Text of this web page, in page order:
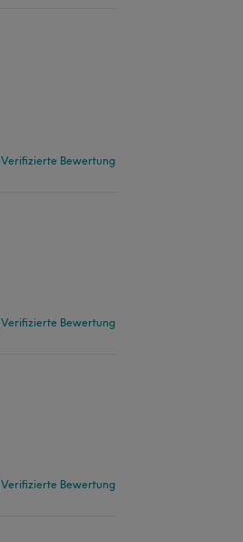
Verifizierte Bewertung
Verifizierte Bewertung
Verifizierte Bewertung